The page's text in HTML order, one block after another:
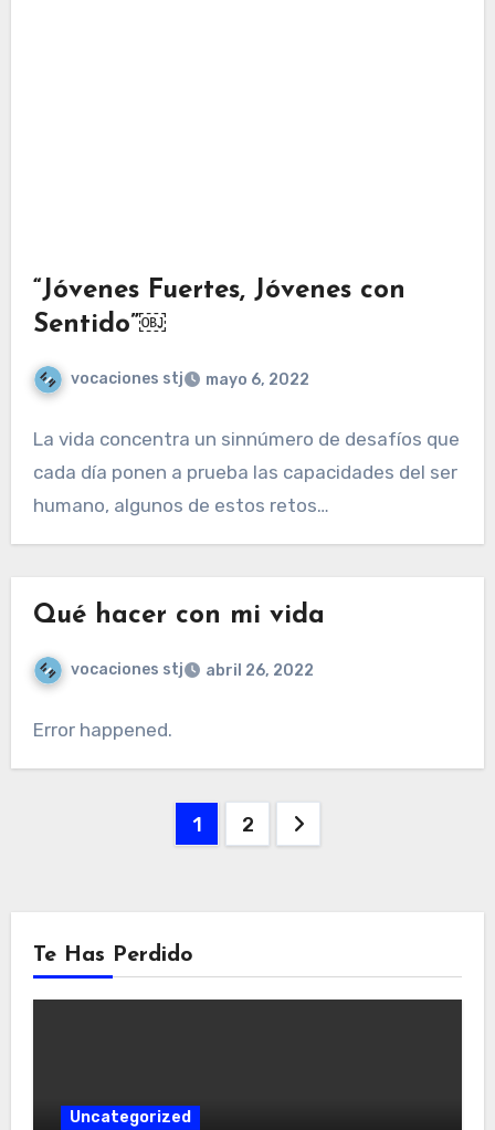
“Jóvenes Fuertes, Jóvenes con
Sentido”￼
vocaciones stj mayo 6, 2022
La vida concentra un sinnúmero de desafíos que
cada día ponen a prueba las capacidades del ser
humano, algunos de estos retos…
Qué hacer con mi vida
vocaciones stj abril 26, 2022
Error happened.
Paginación1 2
Te Has Perdido
Uncategorized